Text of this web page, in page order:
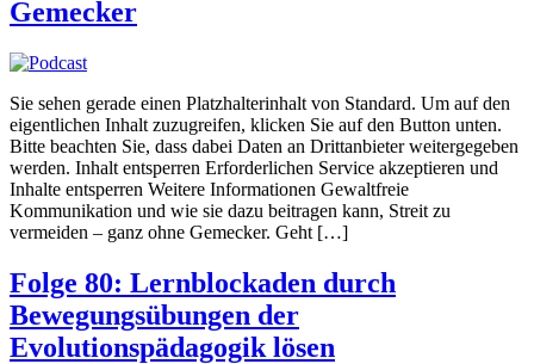
Gemecker
Sie sehen gerade einen Platzhalterinhalt von Standard. Um auf den
eigentlichen Inhalt zuzugreifen, klicken Sie auf den Button unten.
Bitte beachten Sie, dass dabei Daten an Drittanbieter weitergegeben
werden. Inhalt entsperren Erforderlichen Service akzeptieren und
Inhalte entsperren Weitere Informationen Gewaltfreie
Kommunikation und wie sie dazu beitragen kann, Streit zu
vermeiden – ganz ohne Gemecker. Geht […]
Folge 80: Lernblockaden durch
Bewegungsübungen der
Evolutionspädagogik lösen